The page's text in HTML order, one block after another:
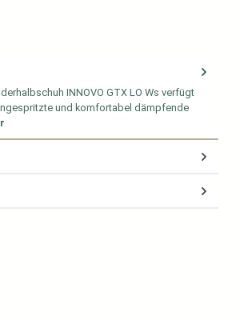
INNOVO GTX LO Ws verfügt
und komfortabel dämpfende